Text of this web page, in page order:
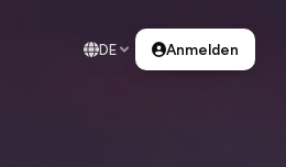
DE Anmelden